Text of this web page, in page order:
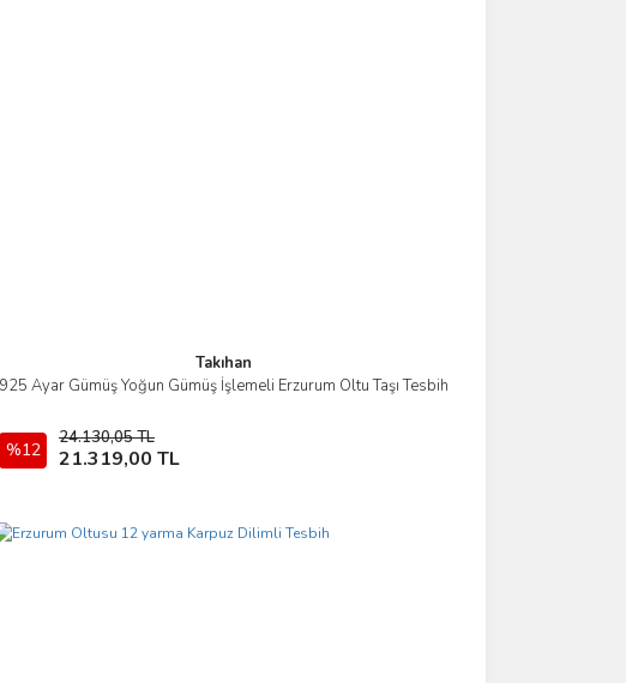
Takıhan
925 Ayar Gümüş Yoğun Gümüş İşlemeli Erzurum Oltu Taşı Tesbih
%12
24.130,05 TL
21.319,00 TL
İncele